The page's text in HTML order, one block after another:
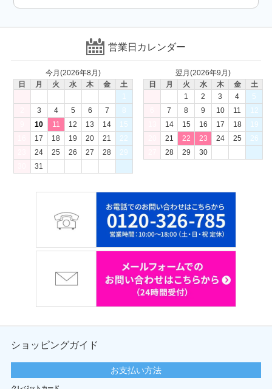
営業日カレンダー
今月(2026年8月)
日
月 火 水 木 金
土
1
3 4 5 6 7
8
10 11 12 13 14
15
17 18 19 20 21
22
24 25 26 27 28
29
31
翌月(2026年9月)
日
月 火 水 木 金
土
1
2 3 4
5
7 8 9 10 11
12
14 15 16 17 18
19
21 22 23 24 25
26
28 29 30
ショッピングガイド
お支払い方法